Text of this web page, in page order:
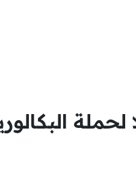
لحملة